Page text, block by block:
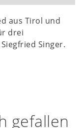
aus Tirol und
drei
Singer.
gefallen